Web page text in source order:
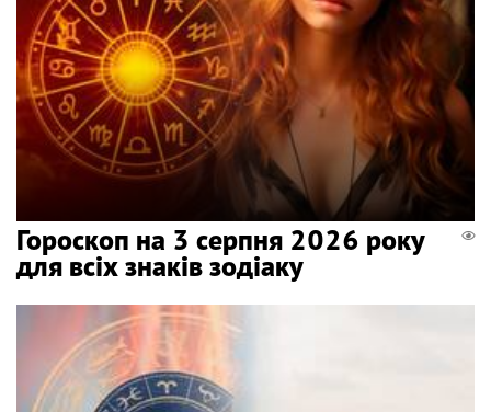
Гороскоп на 3 серпня 2026 року
для всіх знаків зодіаку